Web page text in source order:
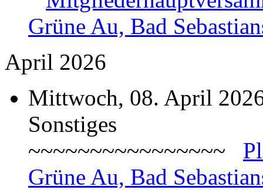
Grüne Au, Bad
April 2026
Mittwoch, 08. April
Sonstiges
~~~~~~~~~~~~~~~~
Grüne Au, Bad